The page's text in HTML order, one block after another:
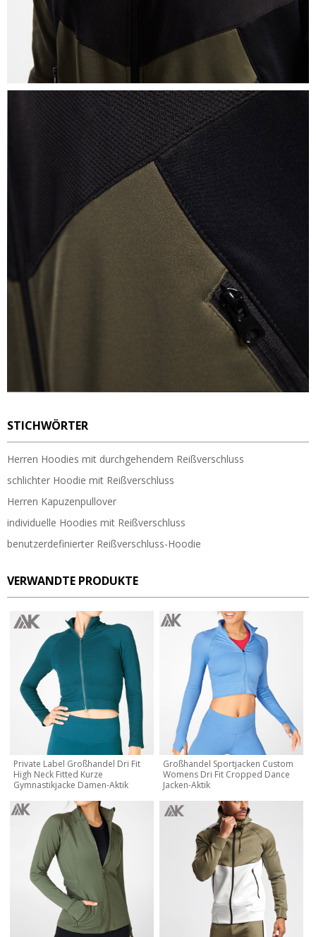
STICHWÖRTER
Herren Hoodies mit durchgehendem Reißverschluss
schlichter Hoodie mit Reißverschluss
Herren Kapuzenpullover
individuelle Hoodies mit Reißverschluss
benutzerdefinierter Reißverschluss-Hoodie
VERWANDTE PRODUKTE
Private Label Großhandel Dri Fit
High Neck Fitted Kurze
Gymnastikjacke Damen-Aktik
Großhandel Sportjacken Custom
Womens Dri Fit Cropped Dance
Jacken-Aktik